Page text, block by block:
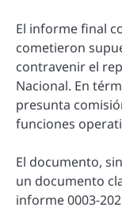
El informe final
cometieron
contravenir el
Nacional. En
presunta
funciones
El documento,
un documento
informe 0003-